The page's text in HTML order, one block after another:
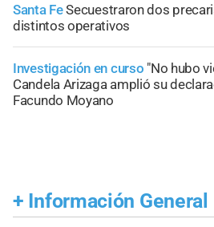
Santa FeSecuestraron dos
distintos operativos
Investigación en curso "No hubo
Candela Arizaga amplió su
Facundo Moyano
+ Información General